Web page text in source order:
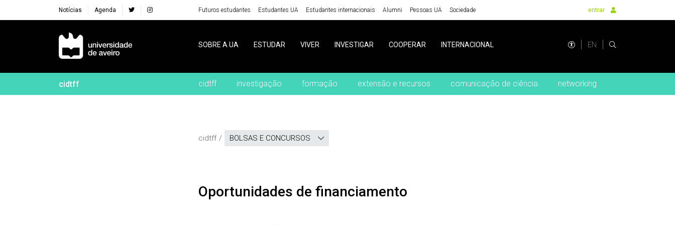
Notícias Agenda Futuros estudantes Estudantes UA Estudantes internacionais Alumni Pessoas UA Sociedade entrar
Navegação Principal
SOBRE A UA ESTUDAR VIVER INVESTIGAR COOPERAR INTERNACIONAL EN
cidtff cidtff investigação formação extensão e recursos comunicação de ciência networking
cidtff BOLSAS E CONCURSOS
Oportunidades de financiamento